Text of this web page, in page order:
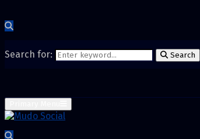
Search for: Search